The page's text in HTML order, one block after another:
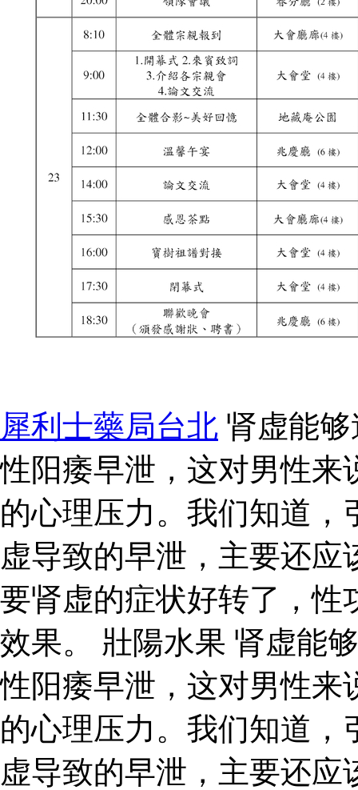
犀利士藥局台北 肾虚能
性阳痿早泄，这对男性来
的心理压力。我们知道
虚导致的早泄，主要还
要肾虚的症状好转了，性
效果。 壯陽水果 肾虚能
性阳痿早泄，这对男性来
的心理压力。我们知道
虚导致的早泄，主要还